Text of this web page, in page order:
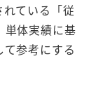
ている「従
単体実績に基
参考にする